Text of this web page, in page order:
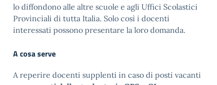
lo diffondono alle altre scuole e agli Uffici Scolastici
Provinciali di tutta Italia. Solo così i docenti
interessati possono presentare la loro domanda.
A cosa serve
A reperire docenti supplenti in caso di posti vacanti